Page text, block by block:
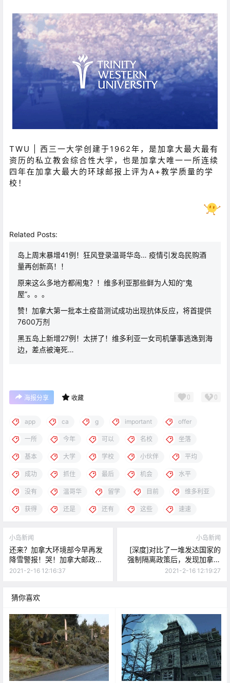
TWU | 西三一大学创建于1962年，是加拿大最大最有
资历的私立教会综合性大学，也是加拿大唯一一所连续
四年在加拿大最大的环球邮报上评为A+教学质量的学
校！
Related Posts:
岛上周末暴增41例！狂风登录温哥华岛… 疫情引发岛民购酒
量再创新高！！
原来这么多地方都闹鬼？！维多利亚那些鲜为人知的”鬼
屋”。。。
赞！加拿大第一批本土疫苗测试成功出现抗体反应，将首提供
7600万剂
黑五岛上新增27例！太拼了！维多利亚一女司机肇事逃逸到海
边，差点被淹死…
海报分享 收藏 0 0
app ca g important offer
一所 今年 可以 名校 坐落
基本 大学 学校 小伙伴 平均
成功 抓住 最后 机会 水平
没有 温哥华 留学 目前 维多利亚
获得 还是 还有 这些 速速
小岛新闻
还来？加拿大环境部今早再发
降雪警报！哭！加拿大邮政暂
停岛上部分地区服务...
2021-2-16 12:16:37
小岛新闻
[深度]对比了一堆发达国家的
强制隔离政策后，发现加拿大
有个大漏洞
2021-2-16 12:19:27
猜你喜欢